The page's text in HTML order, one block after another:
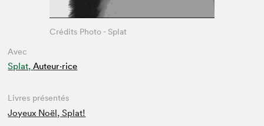
Avec
Splat, Auteur·rice
Crédits Photo - Splat
Livres présentés
Joyeux Noël, Splat!